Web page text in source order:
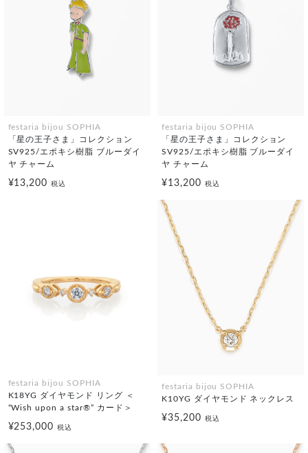
festaria bijou SOPHIA
「星の王子さま」コレクション
SV925/エポキシ樹脂 ブルーダイ
ヤ チャーム
¥13,200税込
festaria bijou SOPHIA
「星の王子さま」コレクション
SV925/エポキシ樹脂 ブルーダイ
ヤ チャーム
¥13,200 税込
festaria bijou SOPHIA
K18YG ダイヤモンド リング ＜
“Wish upon a star®” カード＞
¥253,000税込
festaria bijou SOPHIA
K10YG ダイヤモンド ネックレス
¥35,200 税込